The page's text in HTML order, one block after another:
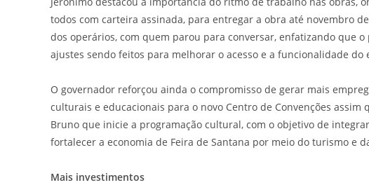
todos com carteira assinada, para entregar a obra até novembro
dos operários, com quem parou para conversar, enfatizando que
ajustes sendo feitos para melhorar o acesso e a funcionalidade do
O governador reforçou ainda o compromisso de gerar mais
culturais e educacionais para o novo Centro de Convenções
Bruno que inicie a programação cultural, com o objetivo de
fortalecer a economia de Feira de Santana por meio do turismo e
Mais investimentos